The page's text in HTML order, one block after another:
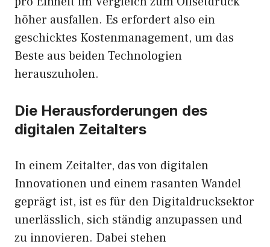
höher ausfallen. Es erfordert also ein
geschicktes Kostenmanagement, um das
Beste aus beiden Technologien
herauszuholen.
Die Herausforderungen des
digitalen Zeitalters
In einem Zeitalter, das von digitalen
Innovationen und einem rasanten Wandel
geprägt ist, ist es für den Digitaldrucksektor
unerlässlich, sich ständig anzupassen und
zu innovieren. Dabei stehen